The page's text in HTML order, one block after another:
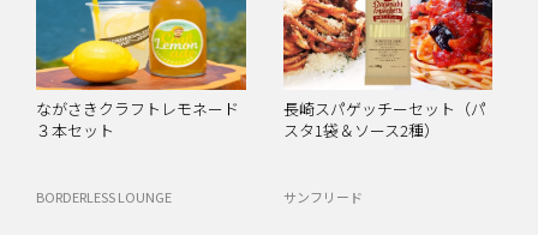
ながさきクラフトレモネード
３本セット
BORDERLESS LOUNGE
長崎スパゲッチーセット（パ
スタ1袋＆ソース2種）
サンフリード